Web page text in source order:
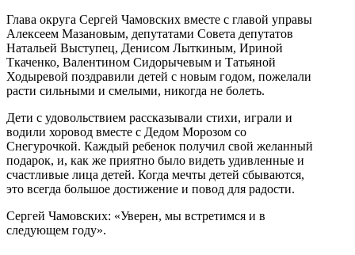
Глава округа Сергей Чамовских вместе с главой управы
Алексеем Мазановым, депутатами Совета депутатов
Натальей Выступец, Денисом Лыткиным, Ириной
Ткаченко, Валентином Сидорычевым и Татьяной
Ходыревой поздравили детей с новым годом, пожелали
расти сильными и смелыми, никогда не болеть.
Дети с удовольствием рассказывали стихи, играли и
водили хоровод вместе с Дедом Морозом со
Снегурочкой. Каждый ребенок получил свой желанный
подарок, и, как же приятно было видеть удивленные и
счастливые лица детей. Когда мечты детей сбываются,
это всегда большое достижение и повод для радости.
Сергей Чамовских: «Уверен, мы встретимся и в
следующем году».